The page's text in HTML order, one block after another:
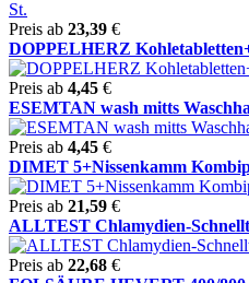
Preis ab 23,39 €
DOPPELHERZ
Preis ab 4,45 €
ESEMTAN wash mitts
Preis ab 4,45 €
DIMET 5+Nissenkamm
Preis ab 21,59 €
ALLTEST Chlamydien-
Preis ab 22,68 €